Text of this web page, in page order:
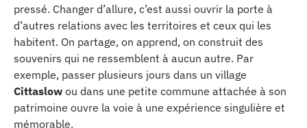
pressé. Changer d’allure, c’est aussi ouvrir la porte à
d’autres relations avec les territoires et ceux qui les
habitent. On partage, on apprend, on construit des
souvenirs qui ne ressemblent à aucun autre. Par
exemple, passer plusieurs jours dans un village
Cittaslow ou dans une petite commune attachée à son
patrimoine ouvre la voie à une expérience singulière et
mémorable.